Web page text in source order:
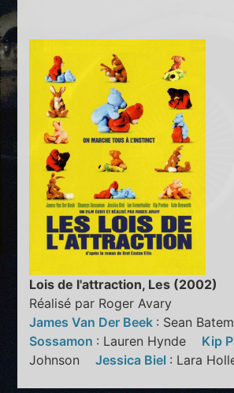
Lois de l'attraction, Les (2002)
Réalisé par Roger Avary
James Van Der Beek : Sean
Sossamon : Lauren Hynde Kip
JohnsonJessica Biel : Lara